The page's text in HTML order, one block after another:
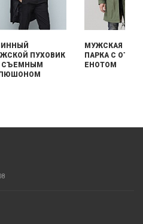
ПУХОВИК
СЪЕМНЫМ
МУЖСКАЯ
ПАРКА С
ЕНОТОМ